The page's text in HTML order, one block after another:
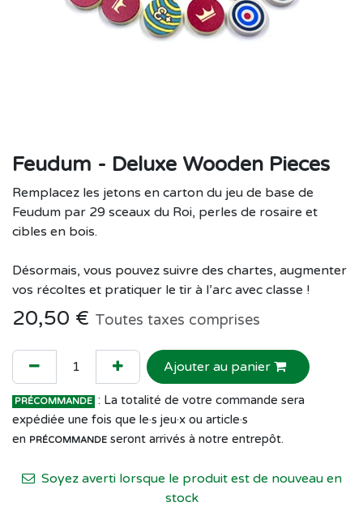
Feudum - Deluxe Wooden Pieces
Remplacez les jetons en carton du jeu de base de
Feudum par 29 sceaux du Roi, perles de rosaire et
cibles en bois.
Désormais, vous pouvez suivre des chartes, augmenter
vos récoltes et pratiquer le tir à l’arc avec classe !
20,50 € Toutes taxes comprises
Ajouter au panier
PRÉCOMMANDE : La totalité de votre commande sera
expédiée une fois que le·s jeu·x ou article·s
en PRÉCOMMANDE seront arrivés à notre entrepôt.
Soyez averti lorsque le produit est de nouveau en
stock